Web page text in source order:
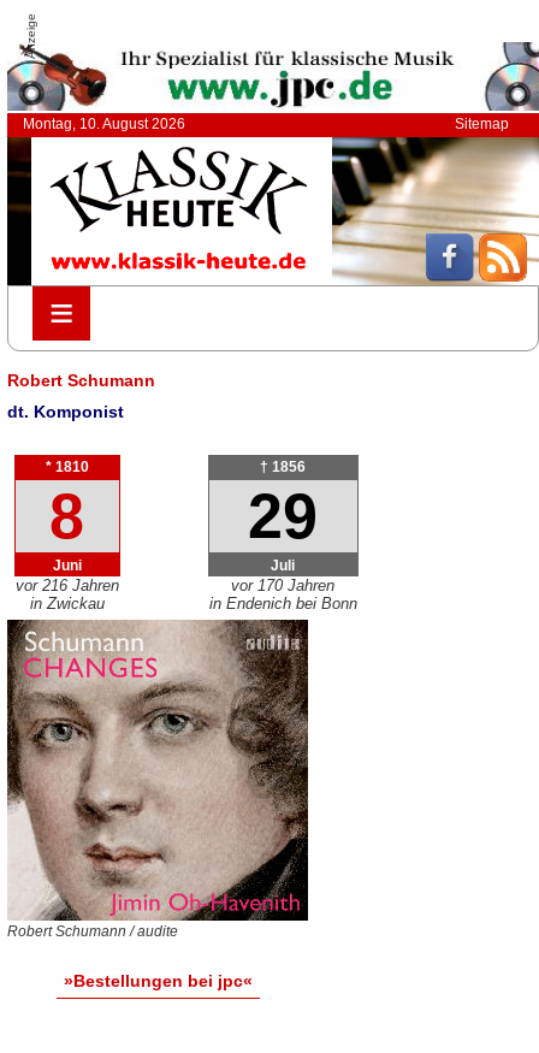
Anzeige
Montag, 10. August 2026 Sitemap
≡
≡
Robert Schumann
dt. Komponist
* 1810
8
Juni
vor 216 Jahren
in Zwickau
† 1856
29
Juli
vor 170 Jahren
in Endenich bei Bonn
Robert Schumann / audite
»Bestellungen bei jpc«